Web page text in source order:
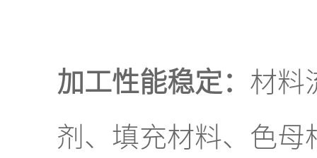
加工性能稳定： 材料
剂、填充材料、色